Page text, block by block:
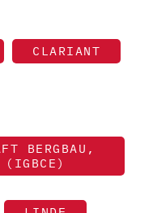
CLARIANT
BERGBAU,
(IGBCE)